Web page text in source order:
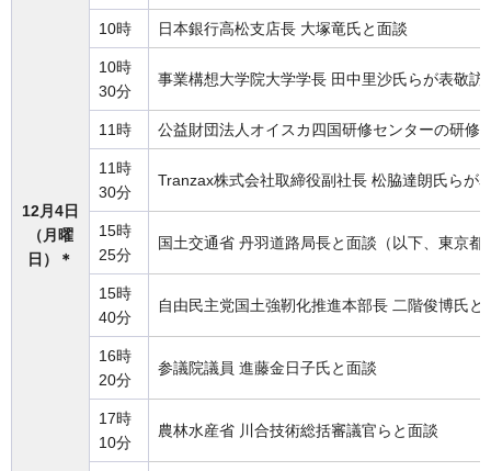
12月4日
（月曜
日）＊
10時 日本銀行高松支店長 大塚竜氏と面談
10時
30分
事業構想大学院大学学長 田中里沙氏らが表敬訪
11時 公益財団法人オイスカ四国研修センターの研修
11時
30分
Tranzax株式会社取締役副社長 松脇達朗氏らが
15時
25分
国土交通省 丹羽道路局長と面談（以下、東京都
15時
40分
自由民主党国土強靭化推進本部長 二階俊博氏と
16時
20分
参議院議員 進藤金日子氏と面談
17時
10分
農林水産省 川合技術総括審議官らと面談